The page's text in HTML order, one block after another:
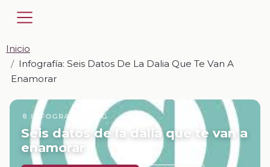
Inicio
Infografía: Seis Datos De La Dalia Que Te Van A
Enamorar
📎 INFOGRAFÍA · JPG
Seis datos de la dalia que te van a
enamorar